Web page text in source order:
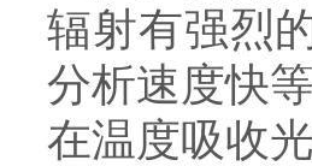
辐射有强烈
分析速度快等
在温度吸收